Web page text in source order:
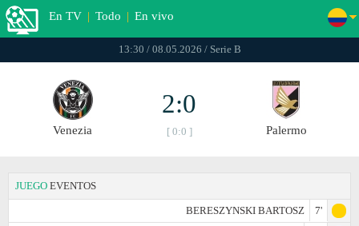
En TV | Todo | En vivo
13:30 / 08.05.2026 / Serie B
Venezia
2:0
[ 0:0 ] Palermo
JUEGO EVENTOS
BERESZYNSKI BARTOSZ
7'